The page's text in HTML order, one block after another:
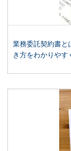
業務委託契約書と
き方をわかりやす